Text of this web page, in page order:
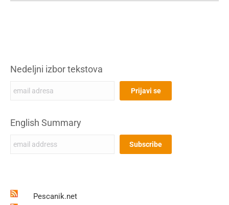
Nedeljni izbor tekstova
English Summary
Pescanik.net